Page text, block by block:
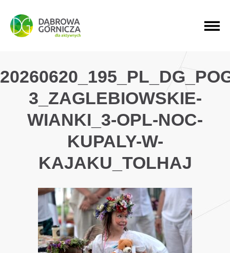
PRZEJDŹ DO MENU GŁÓWNEGO
PRZEJDŹ DO WYSZUKIWARKI
PRZEJDŹ DO TREŚCI
3_ZAGLEBIOWSKIE-
WIANKI_3-OPL-NOC-
KUPALY-W-
KAJAKU_TOLHAJ